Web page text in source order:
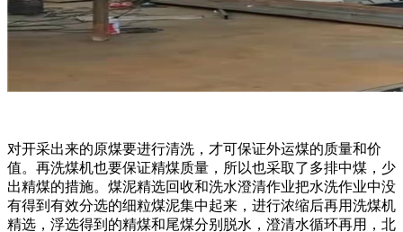
对开采出来的原煤要进行清洗，才可保证外运煤的质量和价
值。再洗煤机也要保证精煤质量，所以也采取了多排中煤，少
出精煤的措施。煤泥精选回收和洗水澄清作业把水洗作业中没
有得到有效分选的细粒煤泥集中起来，进行浓缩后再用洗煤机
精选，浮选得到的精煤和尾煤分别脱水，澄清水循环再用，北